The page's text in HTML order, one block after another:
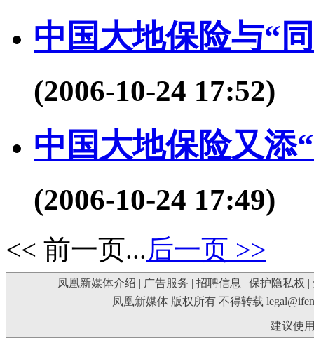
中国大地保险与“
(2006-10-24 17:52)
中国大地保险又添
(2006-10-24 17:49)
<< 前一页...后一页 >>
凤凰新媒体介绍 | 广告服务 | 招聘信息 | 保护隐私权 |
凤凰新媒体 版权所有 不得转载
建议使